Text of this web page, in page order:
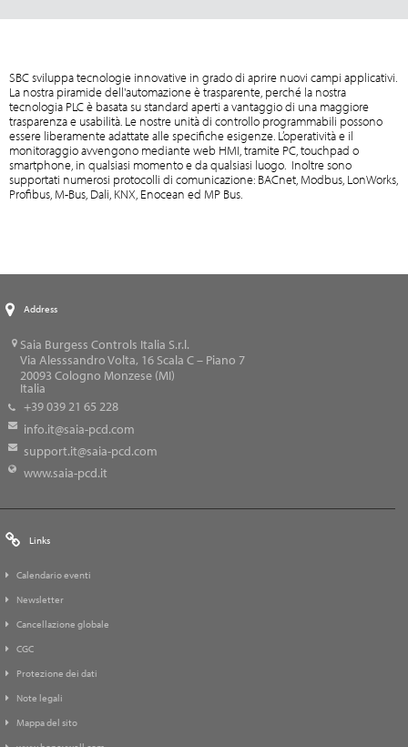
SBC sviluppa tecnologie innovative in grado di aprire nuovi campi applicativi.
La nostra piramide dell'automazione è trasparente, perché la nostra
tecnologia PLC è basata su standard aperti a vantaggio di una maggiore
trasparenza e usabilità. Le nostre unità di controllo programmabili possono
essere liberamente adattate alle specifiche esigenze. L’operatività e il
monitoraggio avvengono mediante web HMI, tramite PC, touchpad o
smartphone, in qualsiasi momento e da qualsiasi luogo. Inoltre sono
supportati numerosi protocolli di comunicazione: BACnet, Modbus, LonWorks,
Profibus, M-Bus, Dali, KNX, Enocean ed MP Bus.
Address
Saia Burgess Controls Italia S.r.l.
Via Alesssandro Volta, 16 Scala C – Piano 7
20093 Cologno Monzese (MI)
Italia
+39 039 21 65 228
info.it@saia-pcd.com
support.it@saia-pcd.com
www.saia-pcd.it
Links
Calendario eventi
Newsletter
Cancellazione globale
CGC
Protezione dei dati
Note legali
Mappa del sito